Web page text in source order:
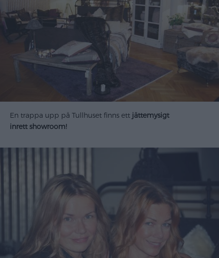
En trappa upp på Tullhuset finns ett jättemysigt
inrett showroom!